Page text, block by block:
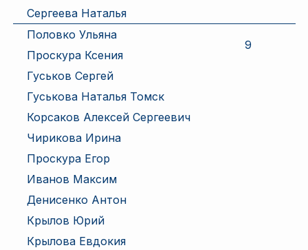
Сергеева Наталья
Половко Ульяна
9
Проскура Ксения
Гуськов Сергей
Гуськова Наталья Томск
Корсаков Алексей Сергеевич
Чирикова Ирина
Проскура Егор
Иванов Максим
Денисенко Антон
Крылов Юрий
Крылова Евдокия